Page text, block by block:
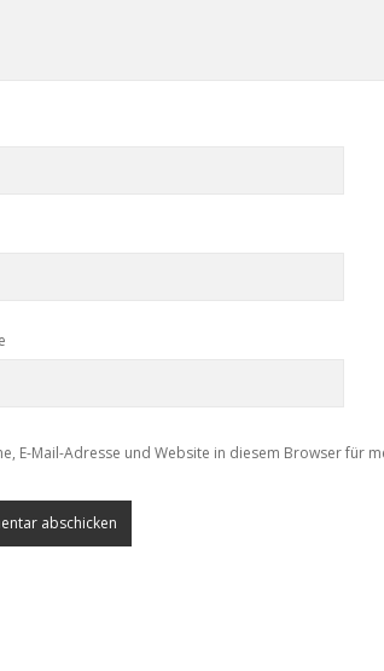
E-Mail-Adresse und Website in diesem Browser für